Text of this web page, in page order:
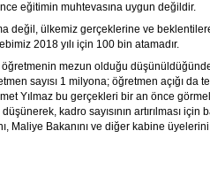
eğitimin muhtevasına uygun değildir.
değil, ülkemiz gerçeklerine ve
2018 yılı için 100 bin atamadır.
mezun olduğu
sayısı 1 milyona; öğretmen açığı da
Yılmaz bu gerçekleri bir an önce
kadro sayısının artırılması için
Maliye Bakanını ve diğer kabine